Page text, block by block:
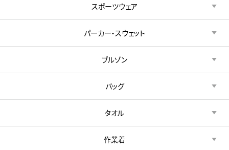
スポーツウェア
パーカー・スウェット
ブルゾン
バッグ
タオル
作業着